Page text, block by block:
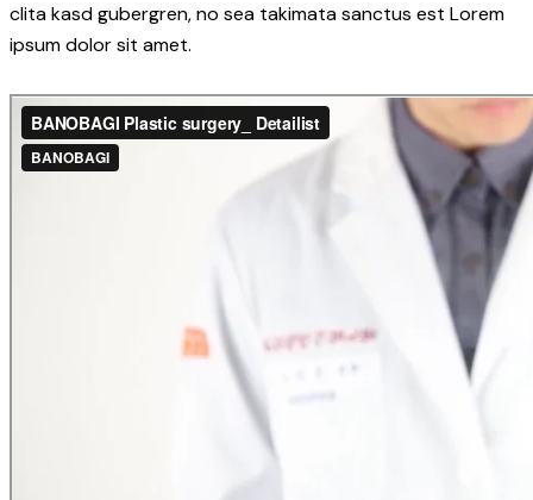
clita kasd gubergren, no sea takimata sanctus est Lorem
ipsum dolor sit amet.